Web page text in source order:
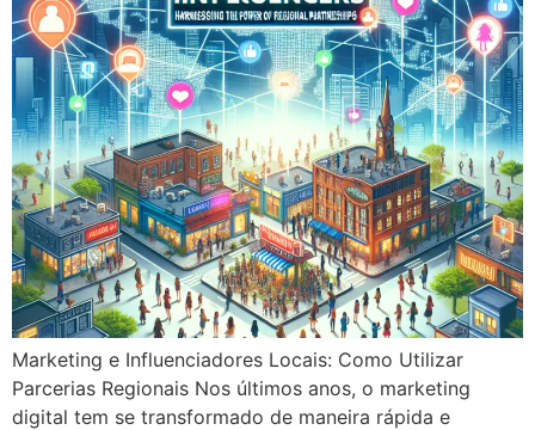
Marketing e Influenciadores Locais: Como Utilizar
Parcerias Regionais Nos últimos anos, o marketing
digital tem se transformado de maneira rápida e